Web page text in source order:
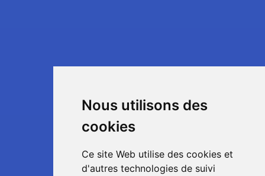
Nous utilisons des
cookies
Ce site Web utilise des cookies et
d'autres technologies de suivi